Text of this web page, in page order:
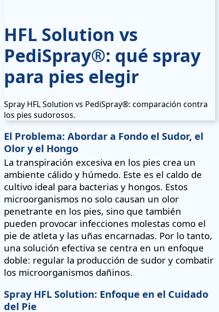
HFL Solution vs
PediSpray®: qué spray
para pies elegir
Spray HFL Solution vs PediSpray®: comparación contra
los pies sudorosos.
El Problema: Abordar a Fondo el Sudor, el
Olor y el Hongo
La transpiración excesiva en los pies crea un
ambiente cálido y húmedo. Este es el caldo de
cultivo ideal para bacterias y hongos. Estos
microorganismos no solo causan un olor
penetrante en los pies, sino que también
pueden provocar infecciones molestas como el
pie de atleta y las uñas encarnadas. Por lo tanto,
una solución efectiva se centra en un enfoque
doble: regular la producción de sudor y combatir
los microorganismos dañinos.
Spray HFL Solution: Enfoque en el Cuidado
del Pie